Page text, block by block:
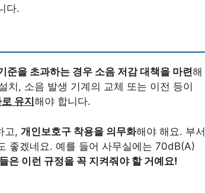
다.
준을 초과하는 경우 소음 저감 대책을 마련해
치, 소음 발생 기계의 교체 또는 이전 등이
유지 해야 합니다.
고, 개인보호구 착용을 의무화해야 해요. 부서
좋겠네요. 예를 들어 사무실에는 70dB(A)
은 이런 규정을 꼭 지켜줘야 할 거예요!